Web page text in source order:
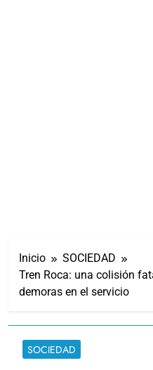
Inicio
SOCIEDAD
Tren Roca: una colisión
demoras en el servicio
SOCIEDAD